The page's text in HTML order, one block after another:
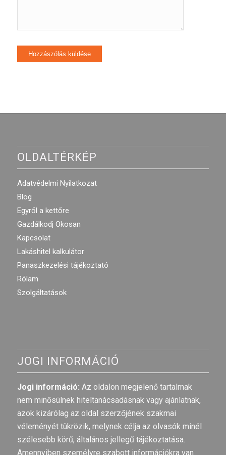
OLDALTÉRKÉP
Adatvédelmi Nyilatkozat
Blog
Egyről a kettőre
Gazdálkodj Okosan
Kapcsolat
Lakáshitel kalkulátor
Panaszkezelési tájékoztató
Rólam
Szolgáltatások
JOGI INFORMÁCIÓ
Jogi információ: Az oldalon megjelenő tartalmak
nem minősülnek hiteltanácsadásnak vagy ajánlatnak,
azok kizárólag az oldal szerzőjének szakmai
véleményét tükrözik, melynek célja az olvasók minél
szélesebb körű, általános jellegű tájékoztatása.
Amennyiben személyre szabott információkra van